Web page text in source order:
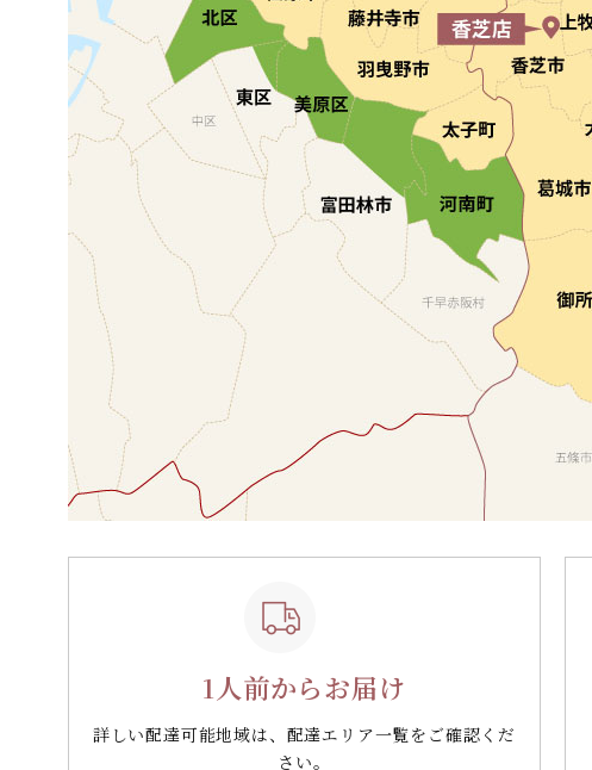
1人前からお届け
詳しい配達可能地域は、配達エリア一覧をご確認くだ
さい。